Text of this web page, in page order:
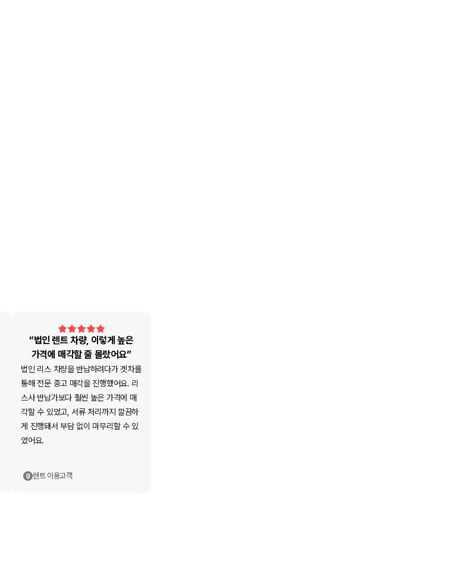
“법인 렌트 차량, 이렇게 높은
가격에 매각할 줄 몰랐어요”
법인 리스 차량을 반납하려다가 겟차를
통해 전문 중고 매각을 진행했어요. 리
스사 반납가보다 훨씬 높은 가격에 매
각할 수 있었고, 서류 처리까지 깔끔하
게 진행돼서 부담 없이 마무리할 수 있
었어요.
렌트 이용고객